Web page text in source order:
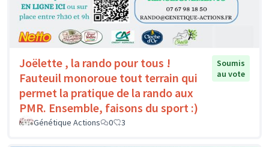
Joëlette , la rando pour tous !
Fauteuil monoroue tout terrain qui
permet la pratique de la rando aux
PMR. Ensemble, faisons du sport :)
Soumis
au vote
Génétique Actions 0 3